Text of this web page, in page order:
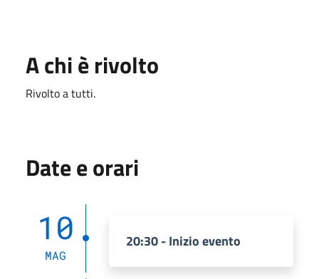
A chi è rivolto
Rivolto a tutti.
Date e orari
10
MAG
20:30 - Inizio evento